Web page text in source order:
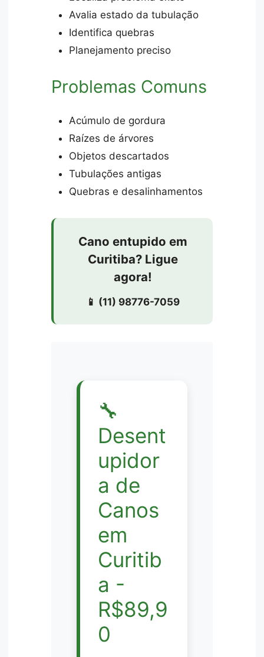
Avalia estado da tubulação
Identifica quebras
Planejamento preciso
Problemas Comuns
Acúmulo de gordura
Raízes de árvores
Objetos descartados
Tubulações antigas
Quebras e desalinhamentos
Cano entupido em
Curitiba? Ligue
agora!
📱 (11) 98776-7059
🔧
Desent
upidor
a de
Canos
em
Curitib
a -
R$89,9
0